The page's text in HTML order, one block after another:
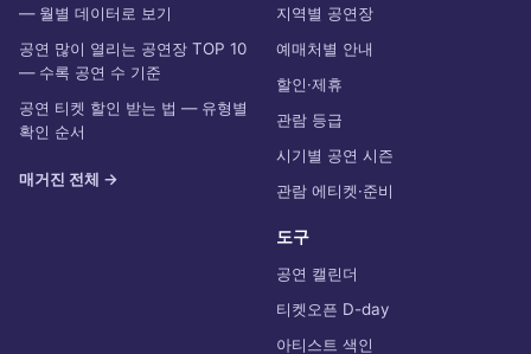
— 월별 데이터로 보기
공연 많이 열리는 공연장 TOP 10
— 수록 공연 수 기준
공연 티켓 할인 받는 법 — 유형별
확인 순서
매거진 전체 →
지역별 공연장
예매처별 안내
할인·제휴
관람 등급
시기별 공연 시즌
관람 에티켓·준비
도구
공연 캘린더
티켓오픈 D-day
아티스트 색인